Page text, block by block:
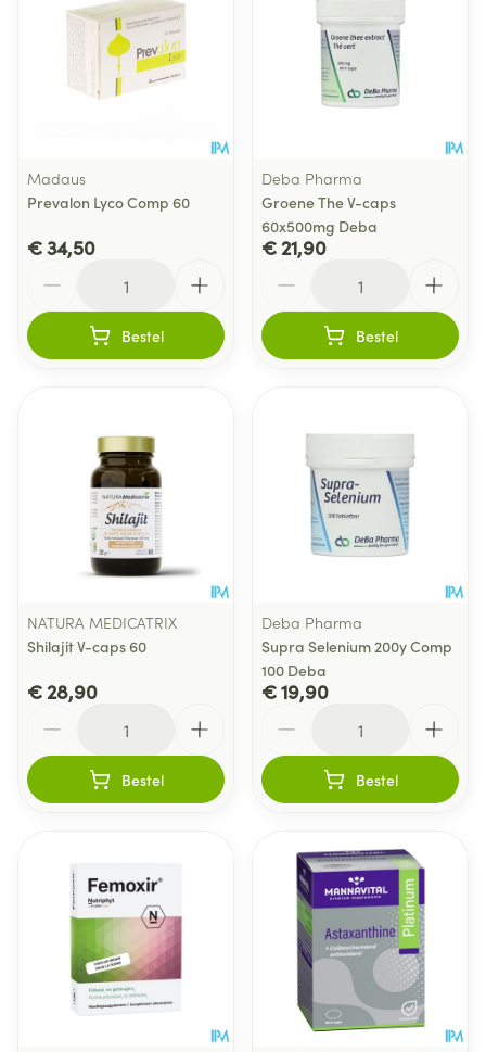
Madaus
Prevalon Lyco Comp 60
€ 34,50
Bestel
Deba Pharma
Groene The V-caps
60x500mg Deba
€ 21,90
Bestel
NATURA MEDICATRIX
Shilajit V-caps 60
€ 28,90
Bestel
Deba Pharma
Supra Selenium 200y Comp
100 Deba
€ 19,90
Bestel